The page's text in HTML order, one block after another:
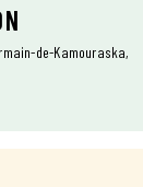
de-Kamouraska,